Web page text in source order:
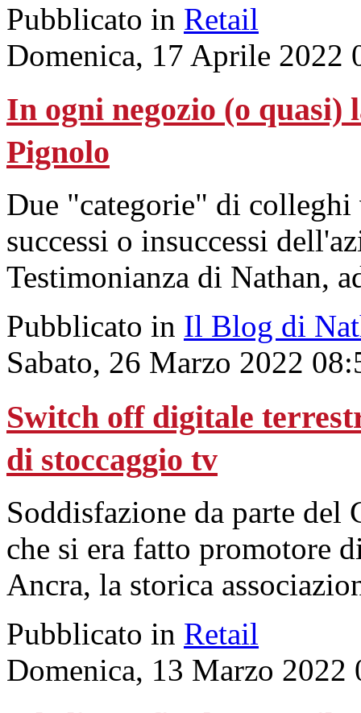
Pubblicato in Retail
Domenica, 17 Aprile 2022
In ogni negozio (o
Pignolo
Due "categorie" di
successi o insuccessi
Testimonianza di Nathan,
Pubblicato in Il Blog di
Sabato, 26 Marzo 2022
Switch off digitale
di stoccaggio tv
Soddisfazione da parte
che si era fatto promotore
Ancra, la storica
Pubblicato in Retail
Domenica, 13 Marzo 2022